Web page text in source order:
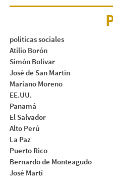
politicas sociales
Atilio Borón
Simón Bolívar
José de San Martín
Mariano Moreno
EE.UU.
Panamá
El Salvador
Alto Perú
La Paz
Puerto Rico
Bernardo de Monteagudo
José Martí